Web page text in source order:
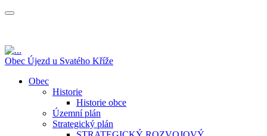
Obec Újezd u Svatého Kříže
Obec
Historie
Historie obce
Územní plán
Strategický plán